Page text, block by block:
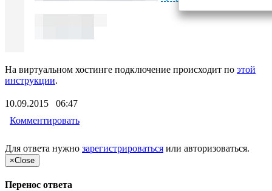
На виртуальном хостинге подключение происходит по этой
инструкции.
10.09.2015 06:47
Комментировать
Для ответа нужно зарегистрироваться или авторизоваться.
×Close
Перенос ответа